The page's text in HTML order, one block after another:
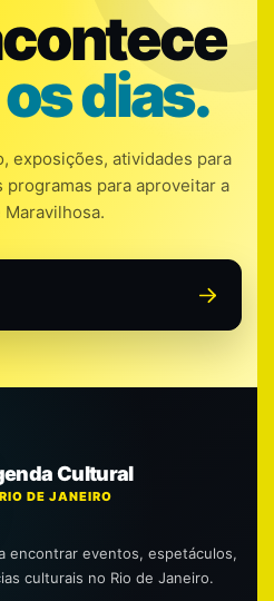
dias.
exposições, atividades para
para aproveitar a
Maravilhosa.
Cultural
RIO DE JANEIRO
encontrar eventos, espetáculos,
culturais no Rio de Janeiro.